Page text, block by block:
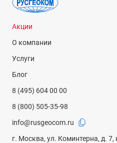
1/3°
Дискретность компаса
1/2°
Физические характеристики
Рабочая температура
от -30 °C до +60 °C
Температура хранения
от -30 °C до +60 °C
Акции
О компании
Услуги
Блог
8 (495) 604 00 00
8 (800) 505-35-98
info@rusgeocom.ru
г. Москва, ул. Коминтерна, д. 7,